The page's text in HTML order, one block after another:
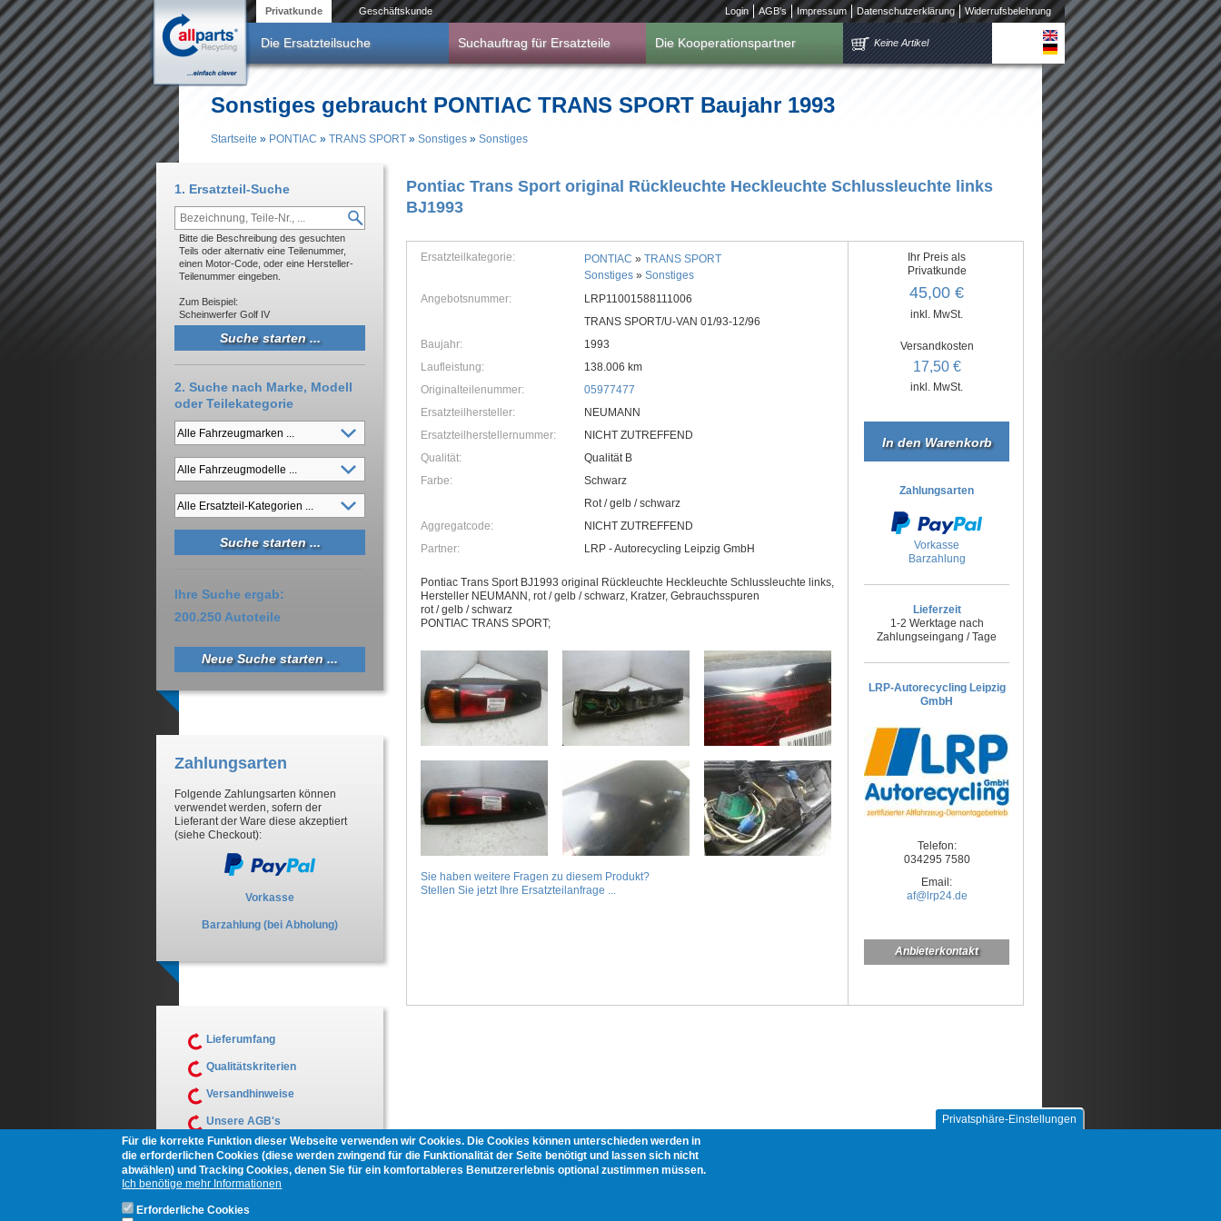
Direkt zum Inhalt Privatkunde Geschäftskunde Login AGB's Impressum Datenschutzerklärung Widerrufsbelehrung
Die Ersatzteilsuche Suchauftrag für Ersatzteile Die Kooperationspartner Keine Artikel
Sonstiges gebraucht PONTIAC TRANS SPORT Baujahr 1993
Startseite » PONTIAC » TRANS SPORT » Sonstiges » Sonstiges
Pontiac Trans Sport original Rückleuchte Heckleuchte Schlussleuchte links
BJ1993
Ersatzteilkategorie: PONTIAC » TRANS SPORT
Sonstiges » Sonstiges
Angebotsnummer:
LRP11001588111006
TRANS SPORT/U-VAN 01/93-12/96
Baujahr:
1993
Laufleistung:
138.006 km
Originalteilenummer:
05977477
Ersatzteilhersteller:
NEUMANN
Ersatzteilherstellernummer:
NICHT ZUTREFFEND
Qualität:
Qualität B
Farbe:
Schwarz
Rot / gelb / schwarz
Aggregatcode:
NICHT ZUTREFFEND
Partner:
LRP - Autorecycling Leipzig GmbH
Pontiac Trans Sport BJ1993 original Rückleuchte Heckleuchte Schlussleuchte links,
Hersteller NEUMANN, rot / gelb / schwarz, Kratzer, Gebrauchsspuren
rot / gelb / schwarz
PONTIAC TRANS SPORT;
Sie haben weitere Fragen zu diesem Produkt?
Stellen Sie jetzt Ihre Ersatzteilanfrage ...
Ihr Preis als
Privatkunde
45,00 €
inkl. MwSt.
Versandkosten
17,50 €
inkl. MwSt.
Zahlungsarten
Vorkasse
Barzahlung
Lieferzeit
1-2 Werktage nach
Zahlungseingang / Tage
LRP-Autorecycling Leipzig
GmbH
Telefon:
034295 7580
Email:
af@lrp24.de
Anbieterkontakt
1. Ersatzteil-Suche
Bitte die Beschreibung des gesuchten
Teils oder alternativ eine Teilenummer,
einen Motor-Code, oder eine Hersteller-
Teilenummer eingeben.
Zum Beispiel:
Scheinwerfer Golf IV
2. Suche nach Marke, Modell
oder Teilekategorie
Ihre Suche ergab:
200.250 Autoteile
Neue Suche starten ...
Zahlungsarten
Folgende Zahlungsarten können
verwendet werden, sofern der
Lieferant der Ware diese akzeptiert
(siehe Checkout):
Vorkasse
Barzahlung (bei Abholung)
Lieferumfang
Qualitätskriterien
Versandhinweise
Unsere AGB's
Muster Widerrufsformular
Privatsphäre-Einstellungen
Für die korrekte Funktion dieser Webseite verwenden wir Cookies. Die Cookies können unterschieden werden in
die erforderlichen Cookies (diese werden zwingend für die Funktionalität der Seite benötigt und lassen sich nicht
abwählen) und Tracking Cookies, denen Sie für ein komfortableres Benutzererlebnis optional zustimmen müssen.
Ich benötige mehr Informationen
Erforderliche Cookies